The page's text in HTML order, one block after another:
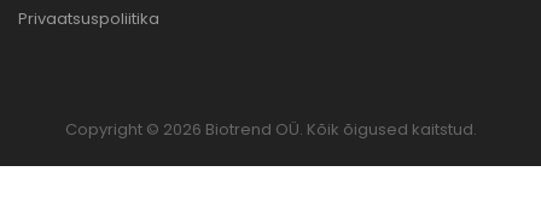
Privaatsuspoliitika
Copyright © 2026 Biotrend OÜ. Kõik õigused kaitstud.